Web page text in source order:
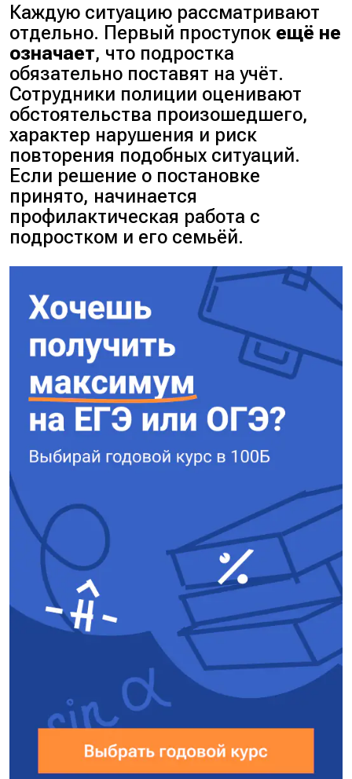
Каждую ситуацию рассматривают
отдельно. Первый проступок ещё не
означает, что подростка
обязательно поставят на учёт.
Сотрудники полиции оценивают
обстоятельства произошедшего,
характер нарушения и риск
повторения подобных ситуаций.
Если решение о постановке
принято, начинается
профилактическая работа с
подростком и его семьёй.